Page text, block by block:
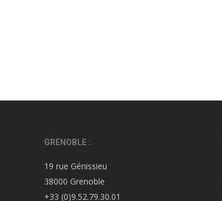
GRENOBLE :
19 rue Génissieu
38000 Grenoble
+33 (0)9.52.79.30.01